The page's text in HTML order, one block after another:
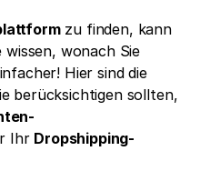
zu finden, kann
wissen, wonach Sie
Hier sind die
berücksichtigen sollten,
Ihr Dropshipping-